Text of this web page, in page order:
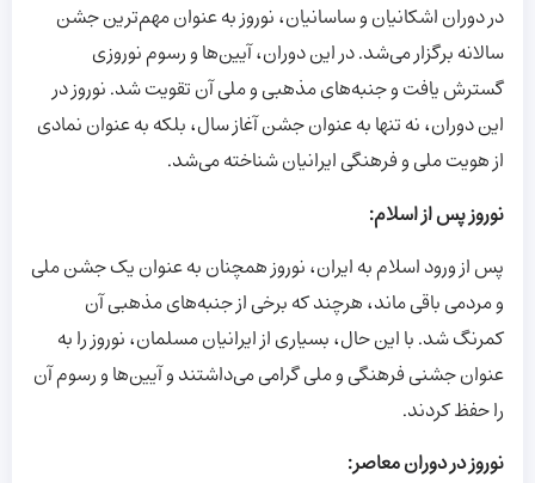
در دوران اشکانیان و ساسانیان، نوروز به عنوان مهم‌ترین جشن
سالانه برگزار می‌شد. در این دوران، آیین‌ها و رسوم نوروزی
گسترش یافت و جنبه‌های مذهبی و ملی آن تقویت شد. نوروز در
این دوران، نه تنها به عنوان جشن آغاز سال، بلکه به عنوان نمادی
از هویت ملی و فرهنگی ایرانیان شناخته می‌شد.
نوروز پس از اسلام:
پس از ورود اسلام به ایران، نوروز همچنان به عنوان یک جشن ملی
و مردمی باقی ماند، هرچند که برخی از جنبه‌های مذهبی آن
کمرنگ شد. با این حال، بسیاری از ایرانیان مسلمان، نوروز را به
عنوان جشنی فرهنگی و ملی گرامی می‌داشتند و آیین‌ها و رسوم آن
را حفظ کردند.
نوروز در دوران معاصر: